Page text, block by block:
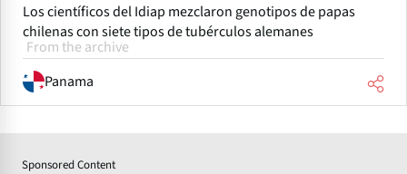
Los científicos del Idiap mezclaron genotipos de papas
chilenas con siete tipos de tubérculos alemanes
From the archive
Panama
Sponsored Content